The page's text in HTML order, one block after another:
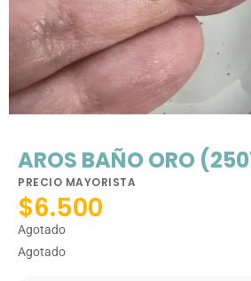
AROS BAÑO ORO
PRECIO MAYORISTA
$6.500
Agotado
Agotado